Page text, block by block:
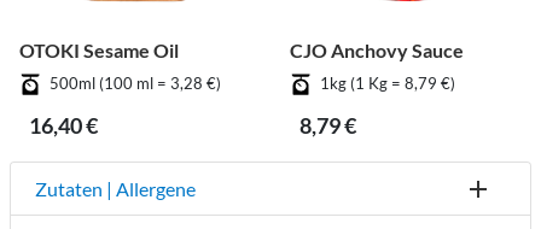
OTOKI Sesame Oil
500ml (100 ml = 3,28 €)
16,40 €
CJO Anchovy Sauce
1kg (1 Kg = 8,79 €)
8,79 €
Zutaten | Allergene